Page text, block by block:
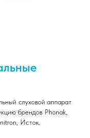
слуховой аппарат
брендов Phonak,
Исток.